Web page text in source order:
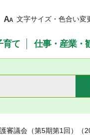
文字サイズ・色合い変
育て 仕事・産業・
審議会（第5期第1回）（